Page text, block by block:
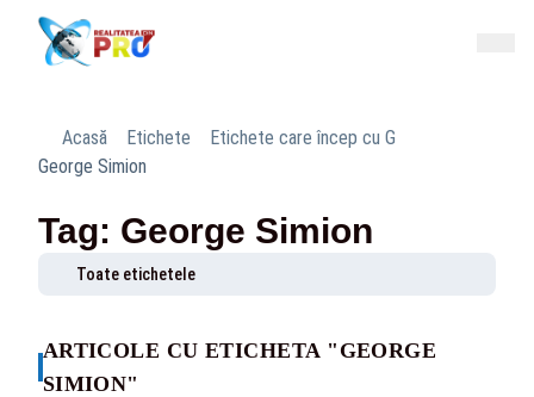
Acasă Etichete
Etichete care încep cu G
George Simion
Tag: George Simion
Toate etichetele
ARTICOLE CU ETICHETA "GEORGE
SIMION"